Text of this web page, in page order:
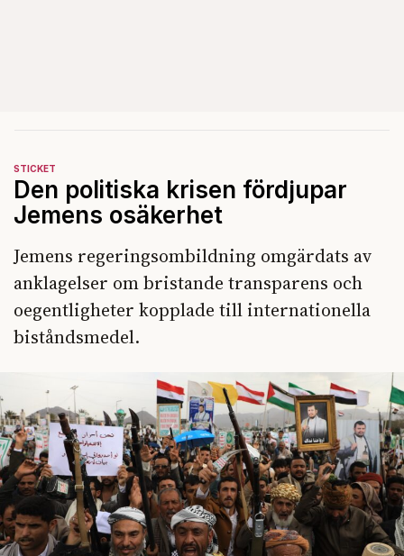
STICKET
Den politiska krisen fördjupar
Jemens osäkerhet
Jemens regeringsombildning omgärdats av
anklagelser om bristande transparens och
oegentligheter kopplade till internationella
biståndsmedel.